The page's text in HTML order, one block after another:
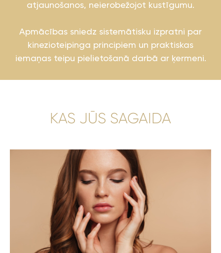
atjaunošanos, neierobežojot kustīgumu.
Apmācības sniedz sistemātisku izpratni par
kinezioteipinga principiem un praktiskas
iemaņas teipu pielietošanā darbā ar ķermeni.
KAS JŪS SAGAIDA